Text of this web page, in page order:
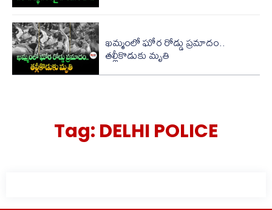
ఖమ్మంలో ఘోర రోడ్డు ప్రమాదం..
తల్లీకొడుకు మృతి
Tag: DELHI POLICE